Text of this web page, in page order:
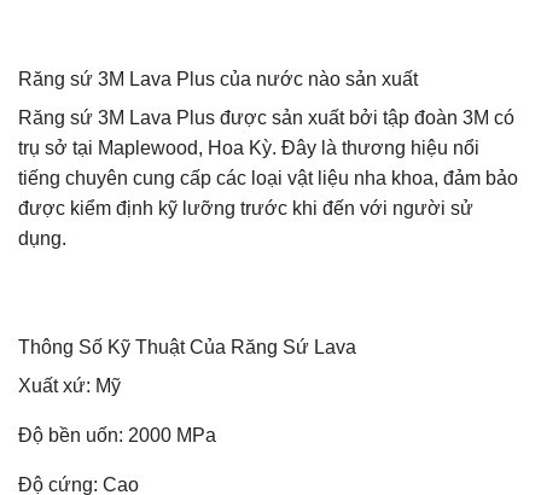
Răng sứ 3M Lava Plus của nước nào sản xuất
Răng sứ 3M Lava Plus được sản xuất bởi tập đoàn 3M có
trụ sở tại Maplewood, Hoa Kỳ. Đây là thương hiệu nổi
tiếng chuyên cung cấp các loại vật liệu nha khoa, đảm bảo
được kiểm định kỹ lưỡng trước khi đến với người sử
dụng.
Thông Số Kỹ Thuật Của Răng Sứ Lava
Xuất xứ: Mỹ
Độ bền uốn: 2000 MPa
Độ cứng: Cao